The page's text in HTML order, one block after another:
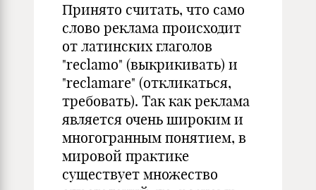
Принято считать, что само
слово реклама происходит
от латинских глаголов
"reclamo" (выкрикивать) и
"reclamare" (откликаться,
требовать). Так как реклама
является очень широким и
многогранным понятием, в
мировой практике
существует множество